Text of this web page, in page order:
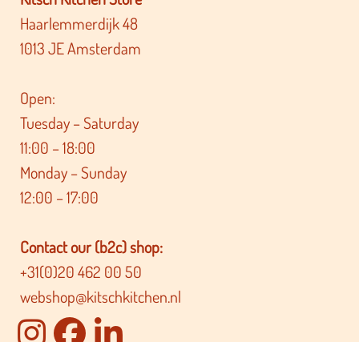
Haarlemmerdijk 48
1013 JE Amsterdam
Open:
Tuesday – Saturday
11:00 – 18:00
Monday – Sunday
12:00 – 17:00
Contact our (b2c) shop:
+31(0)20 462 00 50
webshop@kitschkitchen.nl